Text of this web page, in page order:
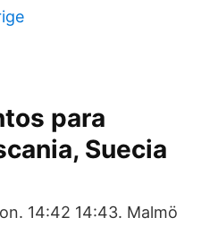
para
Suecia
14:42 14:43. Malmö